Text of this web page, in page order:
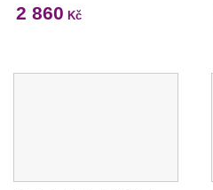
2 860 Kč